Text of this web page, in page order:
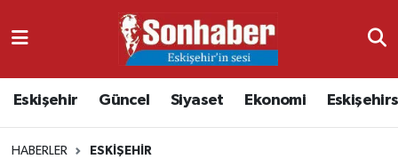
Eskişehir Güncel Siyaset Ekonomi
HABERLER ESKIŞEHIR
Ekonomi
Nöbetçi Eczaneler
Namaz Vakitleri